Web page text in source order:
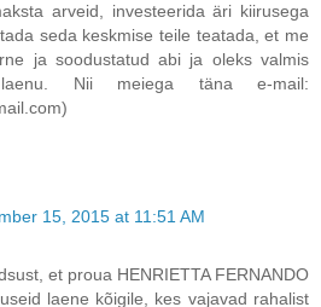
arveid, investeerida äri kiirusega
seda keskmise teile teatada, et me
ja soodustatud abi ja oleks valmis
Nii meiega täna e-mail:
15, 2015 at 11:51 AM
et proua HENRIETTA FERNANDO
laene kõigile, kes vajavad rahalist